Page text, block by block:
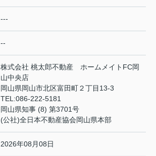
---
--
株式会社 桃太郎不動産 ホームメイトFC岡
山中央店
岡山県岡山市北区富田町２丁目13-3
TEL:086-222-5181
岡山県知事 (8) 第3701号
(公社)全日本不動産協会岡山県本部
2026年08月08日